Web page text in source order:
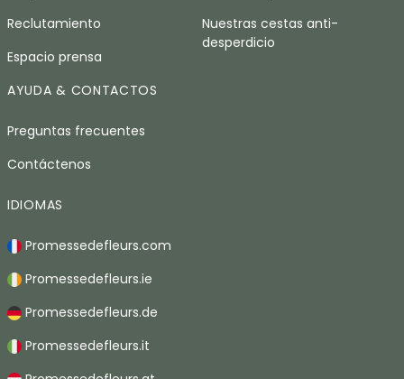
Reclutamiento
Espacio prensa
Nuestras cestas anti-
desperdicio
AYUDA & CONTACTOS
Preguntas frecuentes
Contáctenos
IDIOMAS
Promessedefleurs.com
Promessedefleurs.ie
Promessedefleurs.de
Promessedefleurs.it